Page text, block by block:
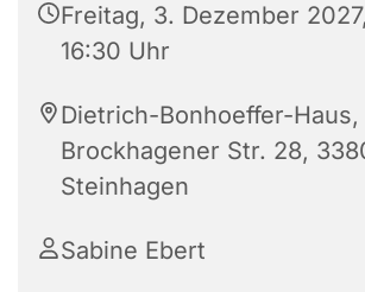
Freitag, 3. Dezember
16:30 Uhr
Dietrich-Bonhoeffer-Haus,
Brockhagener Str. 28,
Steinhagen
Sabine Ebert